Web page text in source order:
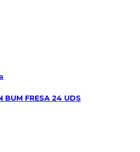
BUM FRESA 24 UDS